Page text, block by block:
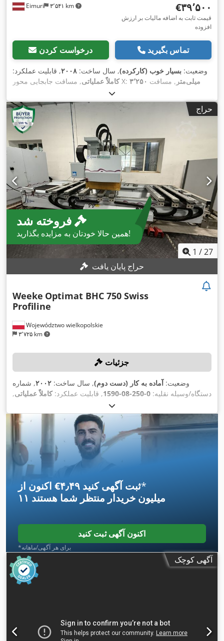
Eimuri ۳٬۵۴۱ km ‎€۳۹٬۵۰۰
قیمت ثابت به اضافه مالیات بر ارزش
افزوده
درخواست کردن تماس بگیرید
وضعیت: بسیار خوب (کارکرده), سال ساخت: ۲۰۰۸, قابلیت عملکرد:
کاملاً عملیاتی, مسافت جابجایی محور X: ۳٬۲۵۰ میلی‌متر , مسافت
میلی‌متر, حداکثر سرعت چرخش:۲۴٬۰۰۰ دور/دقیقه ,
حراج
همین حالا خودتان به مزایده بگذارید!
1 /27
حراج پایان یافت
Województwo wielkopolskie
۳٬۷۲۵ km
Weeke Optimat BHC 750 Swiss
Profiline
جزئیات
وضعیت:آماده به کار (دست دوم), سال ساخت: ۲۰۰۲, شماره
دستگاه/وسیله نقلیه: 0-250-08-1590 , قابلیت عملکرد:کاملاً عملیاتی,
۱٬۲۲۰ میلی‌متر, مسافت حرکت محور Z: ۱۲۵ میلی‌متر, مدل کنترلر:
Homatic 2000 IPC
, تعداد اسپیندل‌ها:۲۸ , حداکثر سرعت اسپیندل:
اکنون از ‎€۴٫۴۹ ثبت آگهی کنید*
۱۱ میلیون خریدار منتظر شما هستند
اکنون آگهی ثبت کنید
*برای هر آگهی/ماهانه
آگهی کوچک